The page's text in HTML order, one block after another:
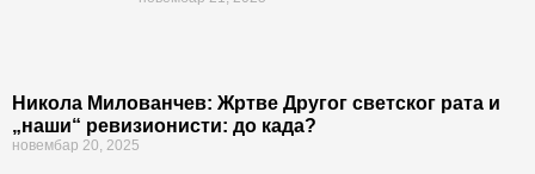
Никола Милованчев: Жртве Другог светског рата и
„наши“ ревизионисти: до када?
новембар 20, 2025